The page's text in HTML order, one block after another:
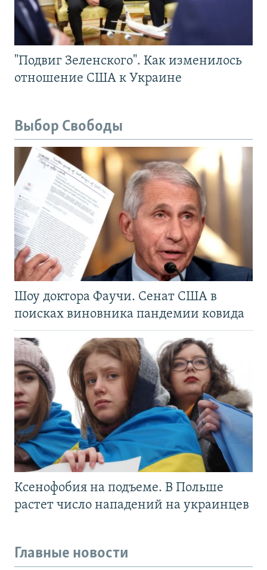
"Подвиг Зеленского". Как изменилось
отношение США к Украине
Выбор Свободы
Шоу доктора Фаучи. Сенат США в
поисках виновника пандемии ковида
Ксенофобия на подъеме. В Польше
растет число нападений на украинцев
Главные новости